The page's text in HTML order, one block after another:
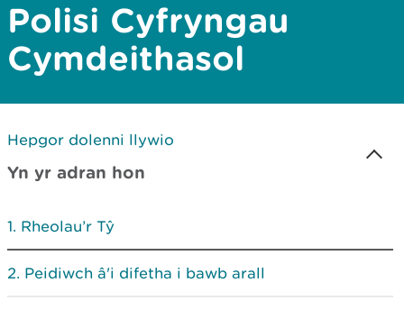
Polisi Cyfryngau
Cymdeithasol
Hepgor dolenni llywio
Yn yr adran hon
Rheolau’r Tŷ
Peidiwch â'i difetha i bawb arall